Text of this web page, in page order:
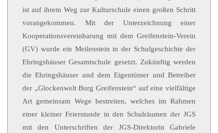
ist auf ihrem Weg zur Kulturschule einen großen Schritt
vorangekommen. Mit der Unterzeichnung einer
Kooperationsvereinbarung mit dem Greifenstein-Verein
(GV) wurde ein Meilenstein in der Schulgeschichte der
Ehringshäuser Gesamtschule gesetzt. Zukünftig werden
die Ehringshäuser und dem Eigentümer und Betreiber
der „Glockenwelt Burg Greifenstein“ auf eine vielfältige
Art gemeinsam Wege bestreiten, welches im Rahmen
einer kleiner Feierstunde in den Schulräumen der JGS
mit den Unterschriften der JGS-Direktorin Gabriele